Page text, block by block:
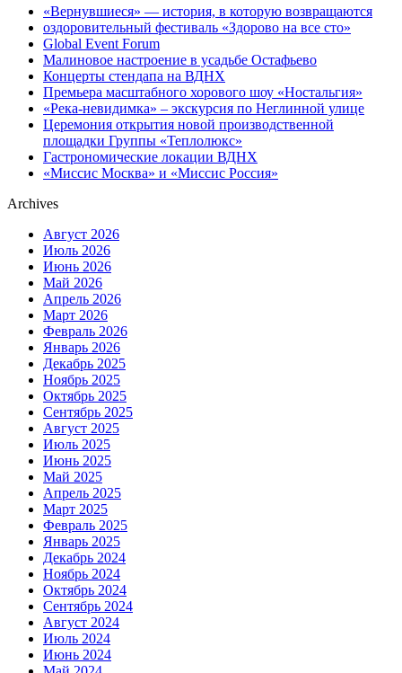
«Вернувшиеся» — история, в которую возвращаются
оздоровительный фестиваль «Здорово на все сто»
Global Event Forum
Малиновое настроение в усадьбе Остафьево
Концерты стендапа на ВДНХ
Премьера масштабного хорового шоу «Ностальгия»
«Река-невидимка» – экскурсия по Неглинной улице
Церемония открытия новой производственной
площадки Группы «Теплолюкс»
Гастрономические локации ВДНХ
«Миссис Москва» и «Миссис Россия»
Archives
Август 2026
Июль 2026
Июнь 2026
Май 2026
Апрель 2026
Март 2026
Февраль 2026
Январь 2026
Декабрь 2025
Ноябрь 2025
Октябрь 2025
Сентябрь 2025
Август 2025
Июль 2025
Июнь 2025
Май 2025
Апрель 2025
Март 2025
Февраль 2025
Январь 2025
Декабрь 2024
Ноябрь 2024
Октябрь 2024
Сентябрь 2024
Август 2024
Июль 2024
Июнь 2024